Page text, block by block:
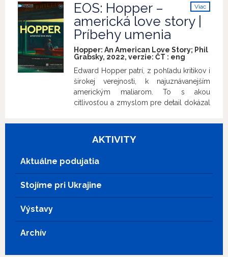
Viac
info
EOS: Hopper –
americká love story |
Príbehy umenia
Hopper: An American Love Story; Phil
Grabsky, 2022, verzie: ČT : eng
Edward Hopper patrí, z pohľadu kritikov i
širokej verejnosti, k najuznávanejším
americkým maliarom. To s akou
citlivosťou a zmyslom pre detail dokázal
ovplyvnilo obrovské množstvo umelcov
ako Mark Rothko či Banksy, fotografov,
hudobníkov i filmárov ako Alfred
Grabsky vo filme Hopper – americká
Hopperovo dielo. Skúma jeho vzťah k
architektúre a prírode avšak primárne sa
manželke Jo, ktorá pre neho
AKTIVITY
Aktuálne podujatia
Stojíme pri Ukrajine
Výstavy
Archív